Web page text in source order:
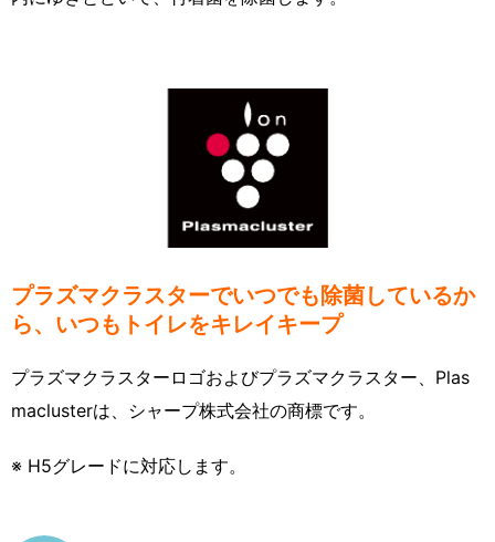
プラズマクラスターでいつでも除菌しているか
ら、いつもトイレをキレイキープ
プラズマクラスターロゴおよびプラズマクラスター、Plas
maclusterは、シャープ株式会社の商標です。
※ H5グレードに対応します。